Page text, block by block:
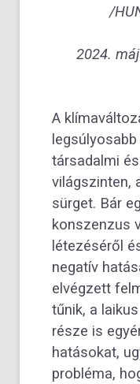
/
2024.
A
társadalmi
világszinten,
sürget. Bár
konszenzus
létezéséről
negatív
elvégzett
tűnik, a
része is
hatásokat,
probléma,